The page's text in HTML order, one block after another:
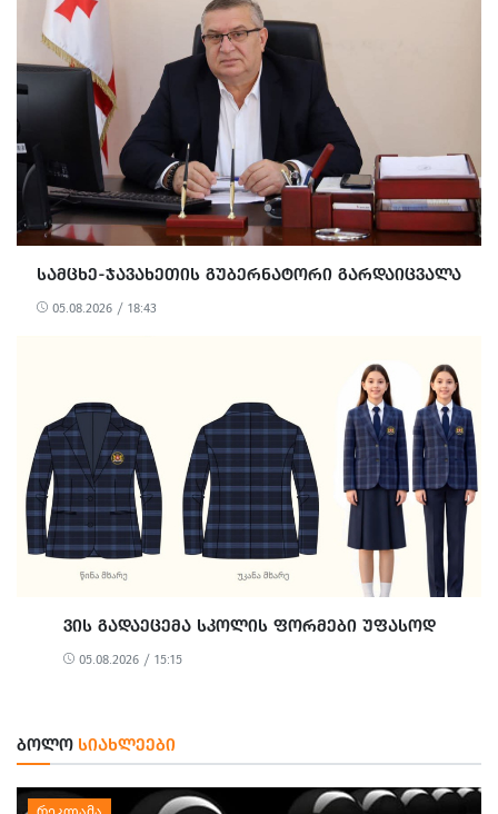
ᲡᲐᲛᲪᲮᲔ-ᲯᲐᲕᲐᲮᲔᲗᲘᲡ ᲒᲣᲑᲔᲠᲜᲐᲢᲝᲠᲘ ᲒᲐᲠᲓᲐᲘᲪᲕᲐᲚᲐ
05.08.2026 / 18:43
ᲕᲘᲡ ᲒᲐᲓᲐᲔᲪᲔᲛᲐ ᲡᲙᲝᲚᲘᲡ ᲤᲝᲠᲛᲔᲑᲘ ᲣᲤᲐᲡᲝᲓ
05.08.2026 / 15:15
ᲑᲝᲚᲝ ᲡᲘᲐᲮᲚᲔᲔᲑᲘ